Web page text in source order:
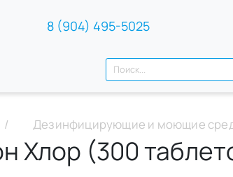
8 (904) 495-5025
Дезинфицирующие и моющие
Хлор (300